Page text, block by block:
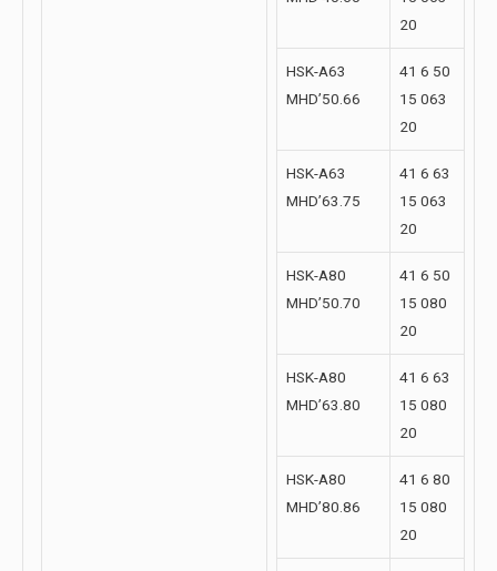
20
HSK-A63
MHD’50.66
41 6 50
15 063
20
HSK-A63
MHD’63.75
41 6 63
15 063
20
HSK-A80
MHD’50.70
41 6 50
15 080
20
HSK-A80
MHD’63.80
41 6 63
15 080
20
HSK-A80
MHD’80.86
41 6 80
15 080
20